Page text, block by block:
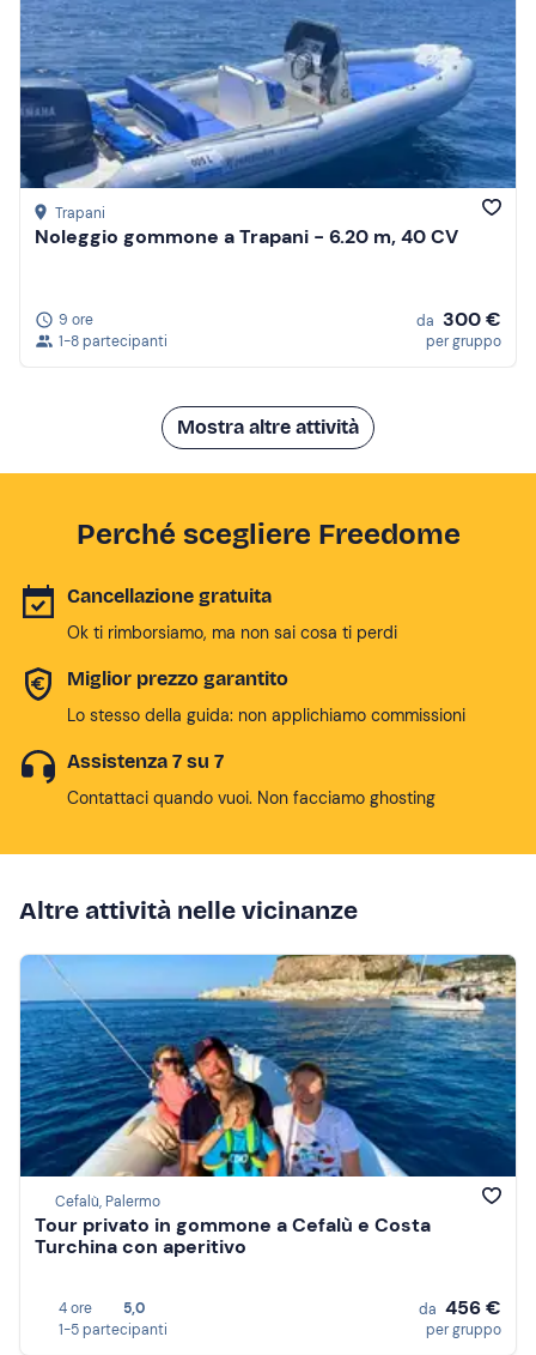
Trapani
Noleggio gommone a Trapani - 6.20 m, 40 CV
9 ore
1-8 partecipanti
da 300 €
per gruppo
Mostra altre attività
Perché scegliere Freedome
Cancellazione gratuita
Ok ti rimborsiamo, ma non sai cosa ti perdi
Miglior prezzo garantito
Lo stesso della guida: non applichiamo commissioni
Assistenza 7 su 7
Contattaci quando vuoi. Non facciamo ghosting
Altre attività nelle vicinanze
Cefalù, Palermo
Tour privato in gommone a Cefalù e Costa
Turchina con aperitivo
4 ore
5,0
1-5 partecipanti
da 456 €
per gruppo